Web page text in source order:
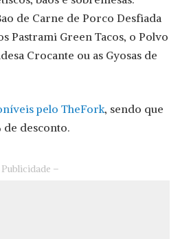
de Carne de Porco Desfiada
Pastrami Green Tacos, o Polvo
Crocante ou as Gyosas de
pelo TheFork, sendo que
de desconto.
–